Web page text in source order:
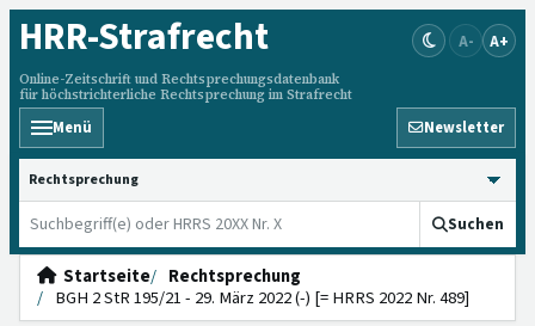
HRR-Strafrecht
Online-Zeitschrift und Rechtsprechungsdatenbank
für höchstrichterliche Rechtsprechung im Strafrecht
A- A+
Menü Newsletter
HRRS durchsuchen
Suchen
Startseite
Rechtsprechung
BGH 2 StR 195/21 - 29. März 2022 (-) [= HRRS 2022 Nr. 489]